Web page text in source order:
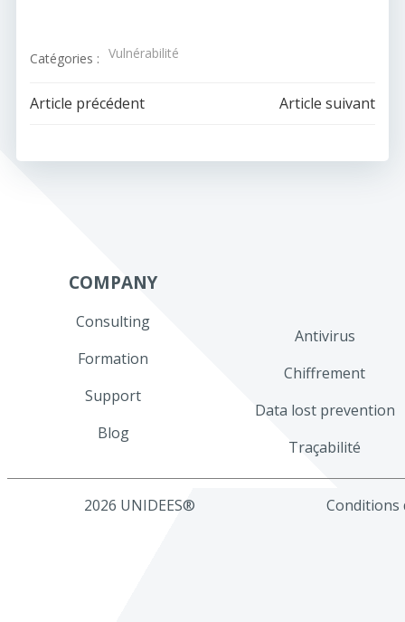
Catégories : Vulnérabilité
Navigation
de
Article précédent
Navigation
de
Article suivant
COMPANY
Consulting
Formation
Support
Blog
Antivirus
Chiffrement
Data lost prevention
Traçabilité
2026 UNIDEES® Conditions